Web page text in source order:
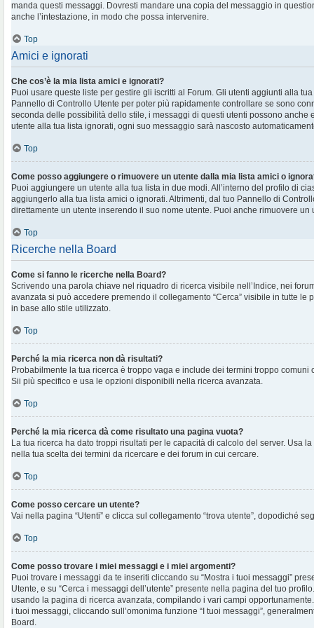
manda questi messaggi. Dovresti mandare una copia del messaggio in
anche l’intestazione, in modo che possa intervenire.
Top
Amici e ignorati
Che cos’è la mia lista amici e ignorati?
Puoi usare queste liste per gestire gli iscritti al Forum. Gli utenti aggiunti alla
Pannello di Controllo Utente per poter più rapidamente controllare se sono
seconda delle possibilità dello stile, i messaggi di questi utenti possono anche
utente alla tua lista ignorati, ogni suo messaggio sarà nascosto
Top
Come posso aggiungere o rimuovere un utente dalla mia lista amici o
Puoi aggiungere un utente alla tua lista in due modi. All’interno del profilo di
aggiungerlo alla tua lista amici o ignorati. Altrimenti, dal tuo Pannello di
direttamente un utente inserendo il suo nome utente. Puoi anche rimuovere
Top
Ricerche nella Board
Come si fanno le ricerche nella Board?
Scrivendo una parola chiave nel riquadro di ricerca visibile nell’Indice, nei
avanzata si può accedere premendo il collegamento “Cerca” visibile in tutte le
in base allo stile utilizzato.
Top
Perché la mia ricerca non dà risultati?
Probabilmente la tua ricerca è troppo vaga e include dei termini troppo
Sii più specifico e usa le opzioni disponibili nella ricerca avanzata.
Top
Perché la mia ricerca dà come risultato una pagina vuota?
La tua ricerca ha dato troppi risultati per le capacità di calcolo del server. Usa
nella tua scelta dei termini da ricercare e dei forum in cui cercare.
Top
Come posso cercare un utente?
Vai nella pagina “Utenti” e clicca sul collegamento “trova utente”, dopodiché
Top
Come posso trovare i miei messaggi e i miei argomenti?
Puoi trovare i messaggi da te inseriti cliccando su “Mostra i tuoi messaggi”
Utente, e su “Cerca i messaggi dell’utente” presente nella pagina del tuo
usando la pagina di ricerca avanzata, compilando i vari campi
i tuoi messaggi, cliccando sull’omonima funzione “I tuoi messaggi”,
Board.